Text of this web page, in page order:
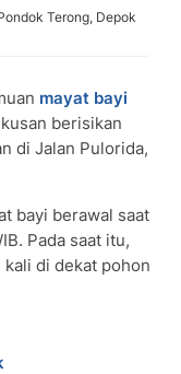
Terong, Depok
mayat bayi
berisikan
di Jalan Pulorida,
bayi berawal saat
Pada saat itu,
di dekat pohon